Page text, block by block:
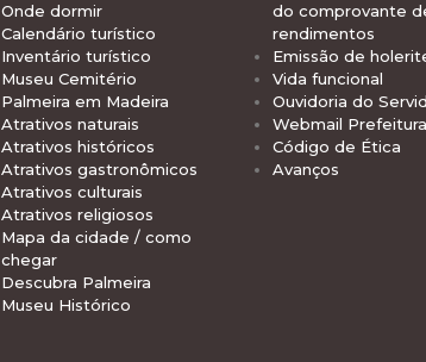
Onde dormir
Calendário turístico
Inventário turístico
Museu Cemitério
Palmeira em Madeira
Atrativos naturais
Atrativos históricos
Atrativos gastronômicos
Atrativos culturais
Atrativos religiosos
Mapa da cidade / como
chegar
Descubra Palmeira
Museu Histórico
do comprovante
rendimentos
Emissão de
Vida funcional
Ouvidoria do
Webmail Prefeitura
Código de Ética
Avanços